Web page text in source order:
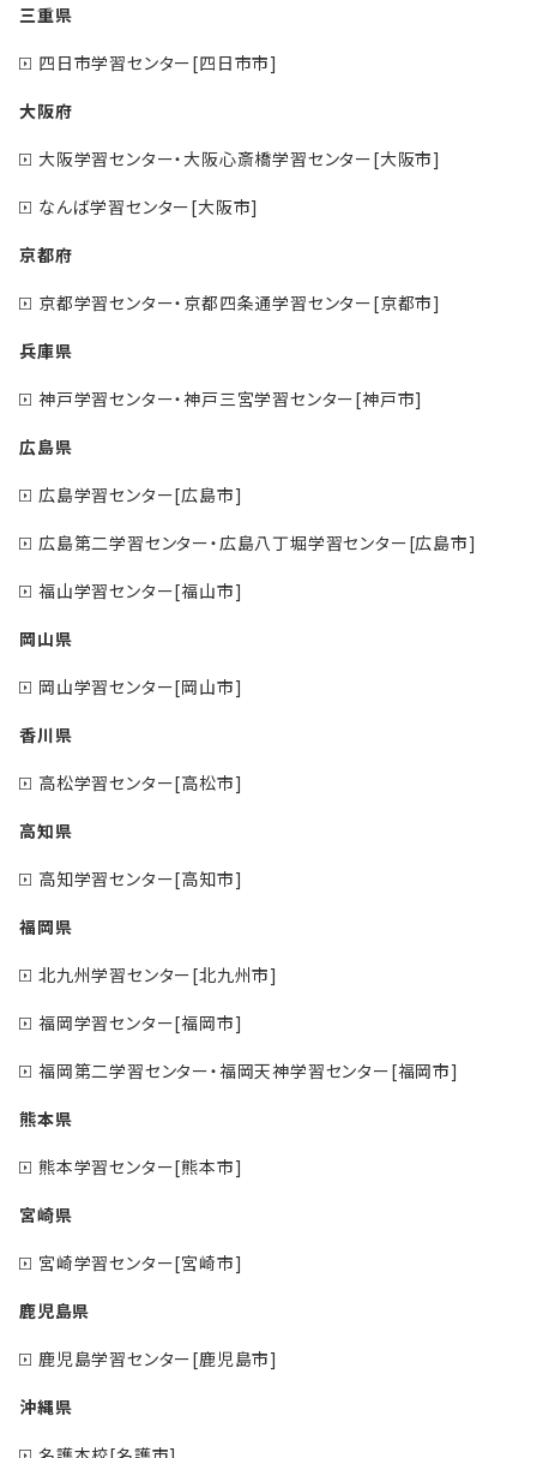
三重県
四日市学習センター[四日市市]
大阪府
大阪学習センター・大阪心斎橋学習センター[大阪市]
なんば学習センター[大阪市]
京都府
京都学習センター・京都四条通学習センター[京都市]
兵庫県
神戸学習センター・神戸三宮学習センター[神戸市]
広島県
広島学習センター[広島市]
広島第二学習センター・広島八丁堀学習センター[広島市]
福山学習センター[福山市]
岡山県
岡山学習センター[岡山市]
香川県
高松学習センター[高松市]
高知県
高知学習センター[高知市]
福岡県
北九州学習センター[北九州市]
福岡学習センター[福岡市]
福岡第二学習センター・福岡天神学習センター[福岡市]
熊本県
熊本学習センター[熊本市]
宮崎県
宮崎学習センター[宮崎市]
鹿児島県
鹿児島学習センター[鹿児島市]
沖縄県